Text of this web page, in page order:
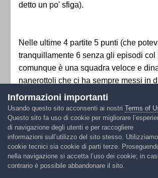
detto un po' sfiga).
Nelle ultime 4 partite 5 punti (che
tranquillamente 6 senza gli episodi col
comunque è una squadra veloce e
nanerottoli che ci ha sempre messi in
nel recente passato - e la dormita
La tabella di marcia è sempre stentata
in chiaro miglioramento, sia come
risultati.
Informazioni importanti
Usando questo sito acconsenti ai nostri Terms of
Questo sito fa uso di cookie per migliorare
di navigazione degli utenti e per raccogliere
informazioni sull’utilizzo del sito stesso.
cookie tecnici sia cookie di parti terze.
nella navigazione si accetta l’uso dei cookie; in
contrario è possibile abbandonare il sito.